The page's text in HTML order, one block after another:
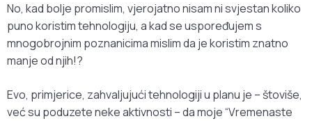
No, kad bolje promislim, vjerojatno nisam ni svjestan koliko
puno koristim tehnologiju, a kad se uspoređujem s
mnogobrojnim poznanicima mislim da je koristim znatno
manje od njih!?
Evo, primjerice, zahvaljujući tehnologiji u planu je – štoviše,
već su poduzete neke aktivnosti – da moje “Vremenaste